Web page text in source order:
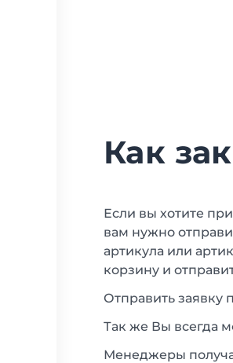
Как
Если вы хотите
вам нужно
артикула или
корзину и
Отправить заявку
Так же Вы всегда
Менеджеры